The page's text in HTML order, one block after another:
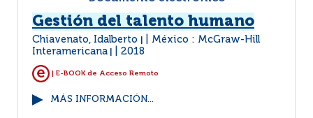
Gestión del talento humano
Chiavenato, Idalberto
México : McGraw-Hill
Interamericana
2018
| E-BOOK de Acceso Remoto
MÁS INFORMACIÓN...